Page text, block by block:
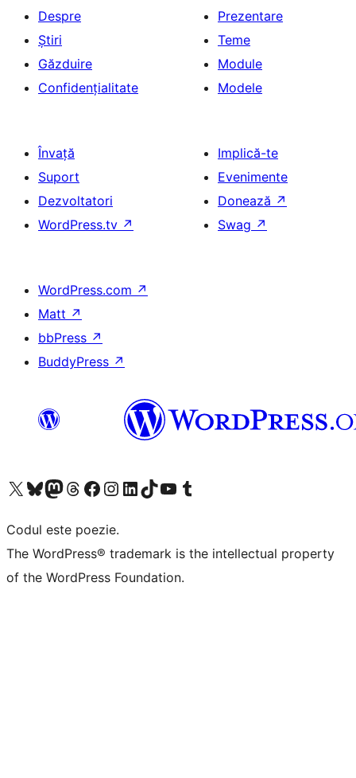
Despre
Știri
Găzduire
Confidențialitate
Prezentare
Teme
Module
Modele
Învață
Suport
Dezvoltatori
WordPress.tv ↗
Implică-te
Evenimente
Donează ↗
Swag ↗
WordPress.com ↗
Matt ↗
bbPress ↗
BuddyPress ↗
Mergi la contul nostru X (fost Twitter)
Vizitează contul nostru Bluesky
Vizitează contul nostru Mastodon
Vizitează contul nostru Threads
Vizitează pagina noastră Facebook
Vizitează-ne pe Instagram
Vizitează-ne pe LinkedIn
Vizitează contul nostru TikTok
Vizitează canalul nostru YouTube
Vizitează contul nostru Tumblr
Codul este poezie.
The WordPress® trademark is the intellectual property
of the WordPress Foundation.